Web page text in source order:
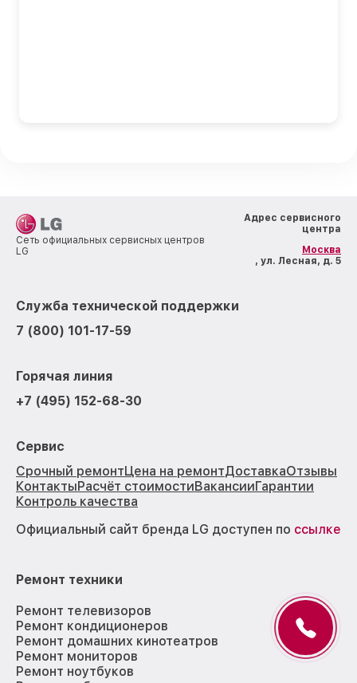
Сеть официальных сервисных центров
LG
Адрес сервисного
центра
Москва
, ул. Лесная, д. 5
Служба технической поддержки
7 (800) 101-17-59
Горячая линия
+7 (495) 152-68-30
Сервис
Срочный ремонтЦена на ремонтДоставкаОтзывы
КонтактыРасчёт стоимостиВакансииГарантии
Контроль качества
Официальный сайт бренда LG доступен по ссылке
Ремонт техники
Ремонт телевизоров
Ремонт кондиционеров
Ремонт домашних кинотеатров
Ремонт мониторов
Ремонт ноутбуков